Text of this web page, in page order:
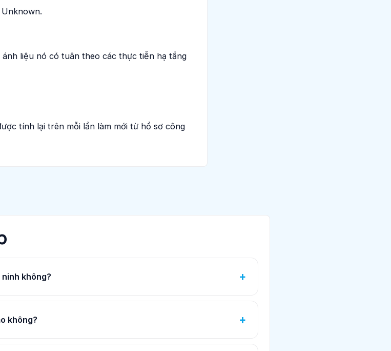
liệu nó có tuân theo các thực tiễn hạ tầng
tính lại trên mỗi lần làm mới từ hồ sơ công
không?
không?